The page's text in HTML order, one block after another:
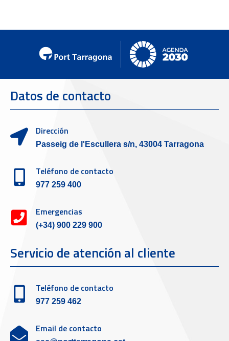
Datos de contacto
Dirección
Passeig de l'Escullera s/n, 43004 Tarragona
Teléfono de contacto
977 259 400
Emergencias
(+34) 900 229 900
Servicio de atención al cliente
Teléfono de contacto
977 259 462
Email de contacto